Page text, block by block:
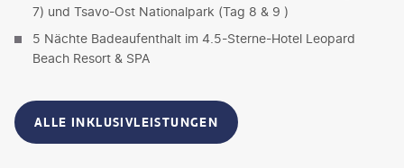
7) und Tsavo-Ost Nationalpark (Tag 8 & 9 )
5 Nächte Badeaufenthalt im 4.5-Sterne-Hotel Leopard
Beach Resort & SPA
ALLE INKLUSIVLEISTUNGEN